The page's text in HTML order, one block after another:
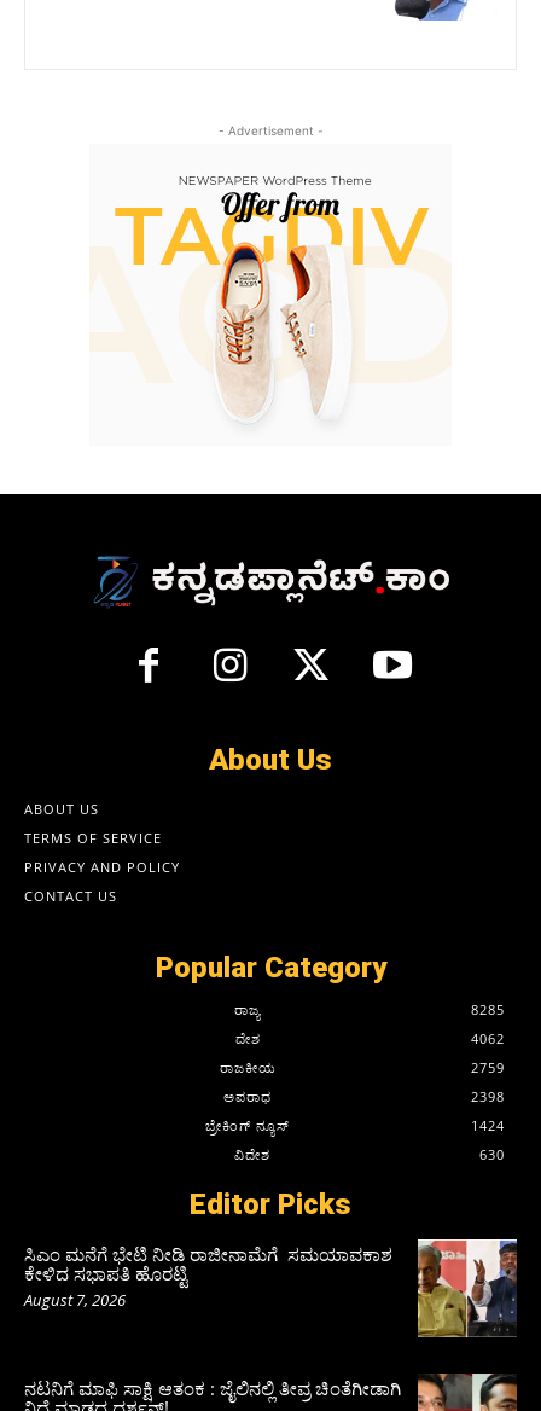
- Advertisement -
About Us
ABOUT US
TERMS OF SERVICE
PRIVACY AND POLICY
CONTACT US
Popular Category
ರಾಜ್ಯ
8285
ದೇಶ
4062
ರಾಜಕೀಯ
2759
ಅಪರಾಧ
2398
ಬ್ರೇಕಿಂಗ್ ನ್ಯೂಸ್
1424
ವಿದೇಶ
630
Editor Picks
ಸಿಎಂ ಮನೆಗೆ ಭೇಟಿ ನೀಡಿ ರಾಜೀನಾಮೆಗೆ ಸಮಯಾವಕಾಶ
ಕೇಳಿದ ಸಭಾಪತಿ ಹೊರಟ್ಟಿ
August 7, 2026
ನಟನಿಗೆ ಮಾಫಿ ಸಾಕ್ಷಿ ಆತಂಕ : ಜೈಲಿನಲ್ಲಿ ತೀವ್ರ ಚಿಂತೆಗೀಡಾಗಿ